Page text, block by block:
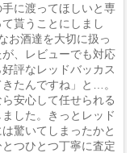
に渡ってほしいと専
貰うことにしまし
お酒達を大切に扱っ
、レビューでも対応
評なレッドバッカス
たんですね」と…。
安心して任せられる
した。きっとレッド
驚いてしまったかと
つひとつ丁寧に査定